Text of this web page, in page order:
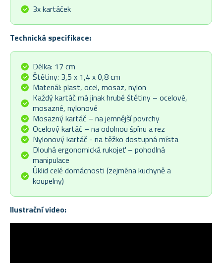
3x kartáček
Technická specifikace:
Délka: 17 cm
Štětiny: 3,5 x 1,4 x 0,8 cm
Materiál: plast, ocel, mosaz, nylon
Každý kartáč má jinak hrubé štětiny – ocelové,
mosazné, nylonové
Mosazný kartáč – na jemnější povrchy
Ocelový kartáč – na odolnou špínu a rez
Nylonový kartáč - na těžko dostupná místa
Dlouhá ergonomická rukojeť – pohodlná
manipulace
Úklid celé domácnosti (zejména kuchyně a
koupelny)
Ilustrační video: